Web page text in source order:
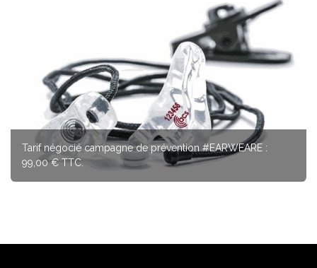
Tarif négocié campagne de prévention #EARWEARE :
99,00 € TTC.